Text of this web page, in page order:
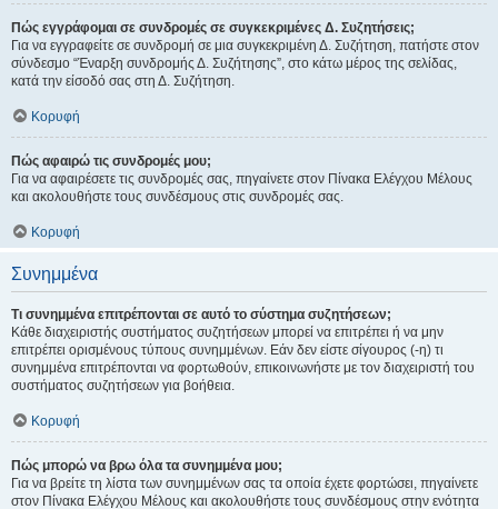
Πώς εγγράφομαι σε συνδρομές σε συγκεκριμένες Δ. Συζητήσεις;
Για να εγγραφείτε σε συνδρομή σε μια συγκεκριμένη Δ. Συζήτηση, πατήστε στον
σύνδεσμο “Έναρξη συνδρομής Δ. Συζήτησης”, στο κάτω μέρος της σελίδας,
κατά την είσοδό σας στη Δ. Συζήτηση.
Κορυφή
Πώς αφαιρώ τις συνδρομές μου;
Για να αφαιρέσετε τις συνδρομές σας, πηγαίνετε στον Πίνακα Ελέγχου Μέλους
και ακολουθήστε τους συνδέσμους στις συνδρομές σας.
Κορυφή
Συνημμένα
Τι συνημμένα επιτρέπονται σε αυτό το σύστημα συζητήσεων;
Κάθε διαχειριστής συστήματος συζητήσεων μπορεί να επιτρέπει ή να μην
επιτρέπει ορισμένους τύπους συνημμένων. Εάν δεν είστε σίγουρος (-η) τι
συνημμένα επιτρέπονται να φορτωθούν, επικοινωνήστε με τον διαχειριστή του
συστήματος συζητήσεων για βοήθεια.
Κορυφή
Πώς μπορώ να βρω όλα τα συνημμένα μου;
Για να βρείτε τη λίστα των συνημμένων σας τα οποία έχετε φορτώσει, πηγαίνετε
στον Πίνακα Ελέγχου Μέλους και ακολουθήστε τους συνδέσμους στην ενότητα